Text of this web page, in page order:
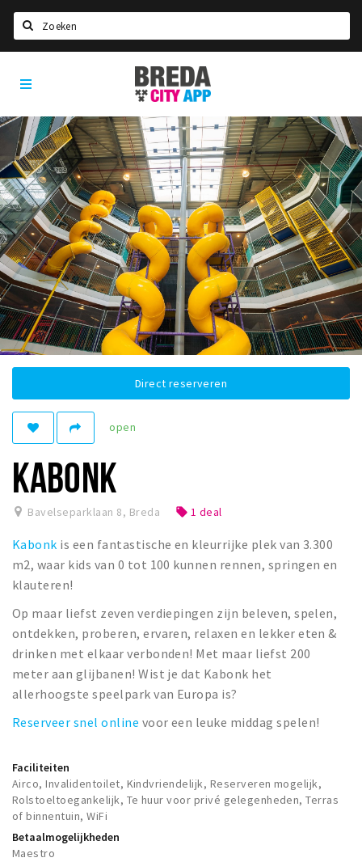
Home
Agenda
Deals
Party pics
Nieuws, interviews & blogs
Eten
Drinken
Slapen
Recreatief
Winkels
Parkeren
Musea, theaters & podia
Uitjes & activiteiten
Baroniepoorten
Sport
Privacy
Inloggen
Breda
City
App
Direct reserveren
open
KABONK
Bavelseparklaan 8, Breda local_offer 1 deal
Kabonk is een fantastische en kleurrijke plek van 3.300
m2, waar kids van 0 tot 100 kunnen rennen, springen en
klauteren!
Op maar liefst zeven verdiepingen zijn beleven, spelen,
ontdekken, proberen, ervaren, relaxen en lekker eten &
drinken met elkaar verbonden! Met maar liefst 200
meter aan glijbanen! Wist je dat Kabonk het
allerhoogste speelpark van Europa is?
Reserveer snel online voor een leuke middag spelen!
Faciliteiten
Airco, Invalidentoilet, Kindvriendelijk, Reserveren mogelijk,
Rolstoeltoegankelijk, Te huur voor privé gelegenheden, Terras
of binnentuin, WiFi
Betaalmogelijkheden
Maestro